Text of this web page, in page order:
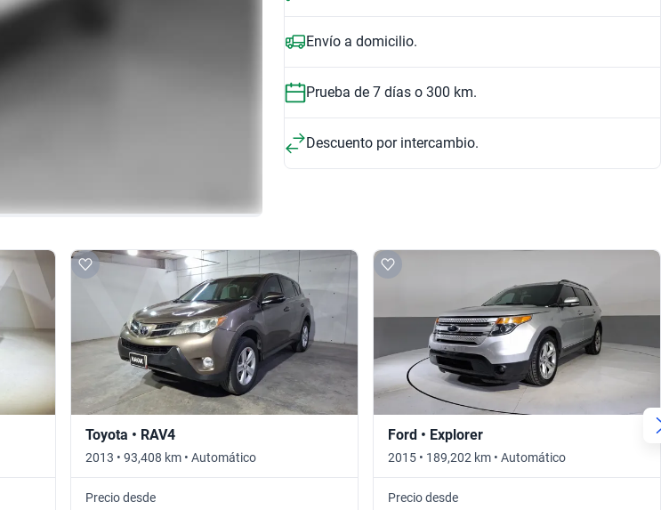
Envío a domicilio.
Prueba de 7 días o 300 km.
Descuento por intercambio.
Toyota • RAV4
2013 • 93,408 km • Automático
Precio desde
Ford • Explorer
2015 • 189,202 km • Automático
Precio desde